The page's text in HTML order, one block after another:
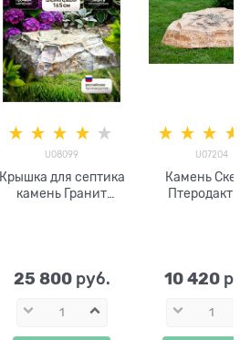
U08099
Крышка для септика
камень Гранит
25 800 руб.
U07204
Камень
10 420